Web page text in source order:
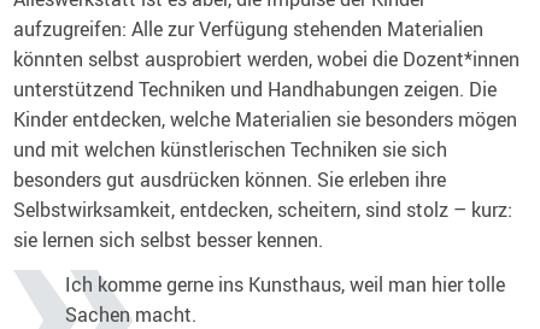
aufzugreifen: Alle zur Verfügung stehenden Materialien
könnten selbst ausprobiert werden, wobei die Dozent*innen
unterstützend Techniken und Handhabungen zeigen. Die
Kinder entdecken, welche Materialien sie besonders mögen
und mit welchen künstlerischen Techniken sie sich
besonders gut ausdrücken können. Sie erleben ihre
Selbstwirksamkeit, entdecken, scheitern, sind stolz – kurz:
sie lernen sich selbst besser kennen.
Ich komme gerne ins Kunsthaus, weil man hier tolle
Sachen macht.